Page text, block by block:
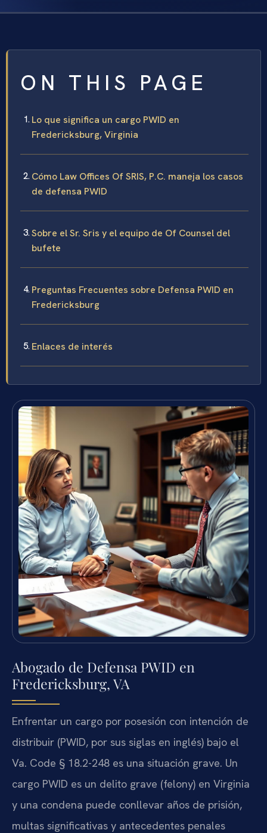
ON THIS PAGE
Lo que significa un cargo PWID en
Fredericksburg, Virginia
Cómo Law Offices Of SRIS, P.C. maneja los casos
de defensa PWID
Sobre el Sr. Sris y el equipo de Of Counsel del
bufete
Preguntas Frecuentes sobre Defensa PWID en
Fredericksburg
Enlaces de interés
Abogado de Defensa PWID en
Fredericksburg, VA
Enfrentar un cargo por posesión con intención de
distribuir (PWID, por sus siglas en inglés) bajo el
Va. Code § 18.2-248 es una situación grave. Un
cargo PWID es un delito grave (felony) en Virginia
y una condena puede conllevar años de prisión,
multas significativas y antecedentes penales